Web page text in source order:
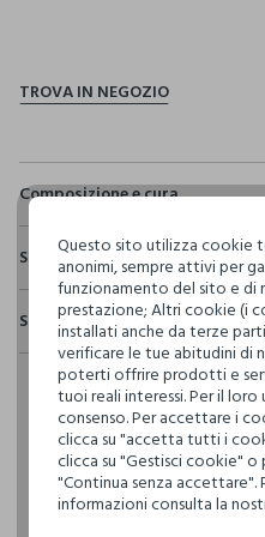
Composizione e cura
Composizione:
100% COTONE
NON CANDEGGIARE
TEMPERATURA
DELICATA
NON LAVARE A SECCO
Sostenibilità e trasparenza
Sicurezza
Il 100% dei nostri articoli
fisici, per verificarne il
definito per l’uso di
restrittivi rispetto a quelli
internazionale.
Clicca qui per vedere i
I nostri fornitori
Spedizione e resi
Hai fino a 30 giorni dalla
cambiare idea e restituire i
Questo sito utilizza cookie
anonimi, sempre attivi per
funzionamento del sito e di
prestazione; Altri cookie (i
installati anche da terze
verificare le tue abitudini di
poterti offrire prodotti e
tuoi reali interessi. Per il
consenso. Per accettare i
clicca su "accetta tutti i
clicca su "Gestisci cookie" o
"Continua senza accettare".
informazioni consulta la